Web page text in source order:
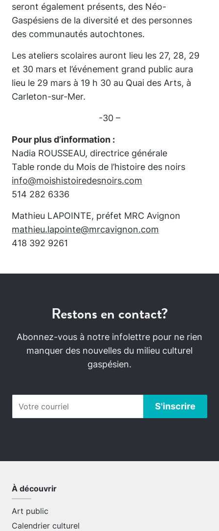
seront également présents, des Néo-
Gaspésiens de la diversité et des personnes
des communautés autochtones.
Les ateliers scolaires auront lieu les 27, 28, 29
et 30 mars et l’événement grand public aura
lieu le 29 mars à 19 h 30 au Quai des Arts, à
Carleton-sur-Mer.
-30 –
Pour plus d’information :
Nadia ROUSSEAU, directrice générale
Table ronde du Mois de l’histoire des noirs
info@moishistoiredesnoirs.com
514 282 6336
Mathieu LAPOINTE, préfet MRC Avignon
mathieu.lapointe@mrcavignon.com
418 392 9261
Restons en contact?
Abonnez-vous à notre infolettre pour ne rien
manquer des nouvelles du milieu culturel
gaspésien.
À découvrir
Art public
Calendrier culturel